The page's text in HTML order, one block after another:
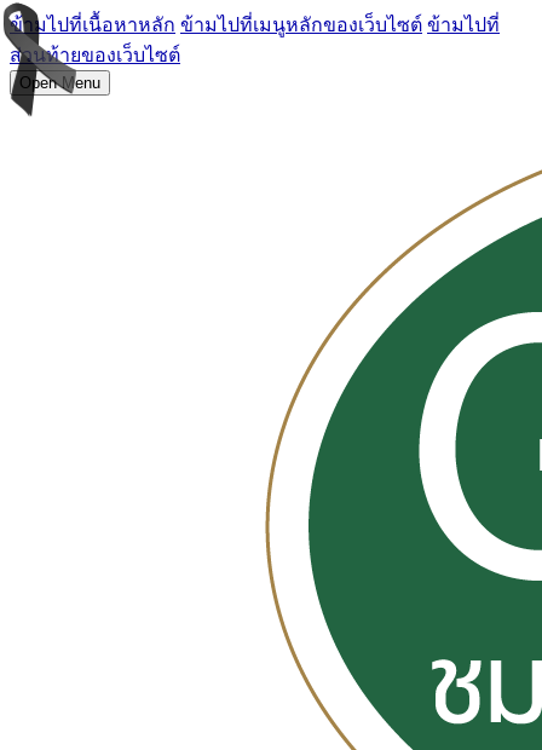
ข้ามไปที่เนื้อหาหลัก ข้ามไปที่เมนูหลักของเว็บไซต์ ข้ามไปที่
ส่วนท้ายของเว็บไซต์
Open Menu